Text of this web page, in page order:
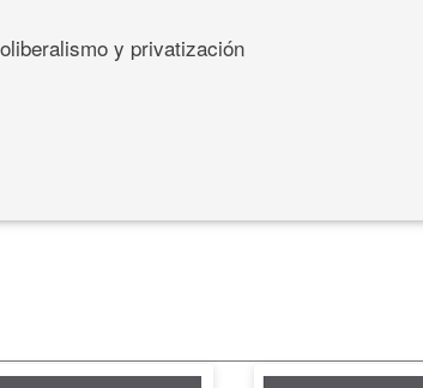
y privatización